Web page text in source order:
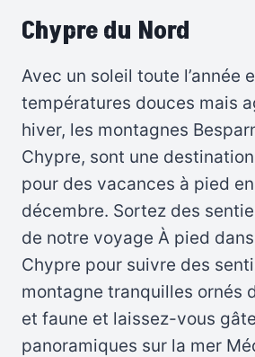
Chypre du Nord
Avec un soleil toute l’année
températures douces mais
hiver, les montagnes
Chypre, sont une
pour des vacances à pied
décembre. Sortez des
de notre voyage À pied
Chypre pour suivre des
montagne tranquilles ornés
et faune et laissez-vous
panoramiques sur la mer